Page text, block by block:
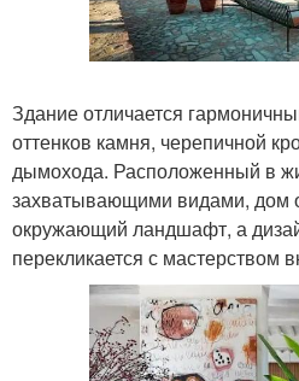
Здание отличается
оттенков камня, черепичной
дымохода. Расположенный в
захватывающими видами, дом
окружающий ландшафт, а
перекликается с мастерством